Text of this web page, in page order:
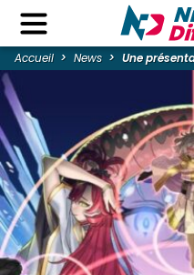
Accueil News Une